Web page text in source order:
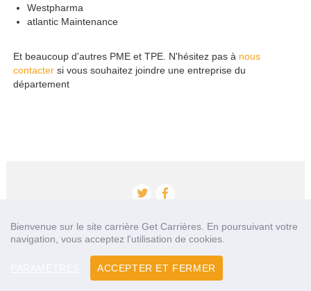
Bienvenue sur le site carrière Get Carrières. En poursuivant votre
navigation, vous acceptez l'utilisation de cookies.
ACCEPTER ET FERMER
Westpharma
atlantic Maintenance
Et beaucoup d'autres PME et TPE. N'hésitez pas à nous
contactersi vous souhaitez joindre une entreprise du
département
Qui sommes nous? Nos partenaires
Mentions légales